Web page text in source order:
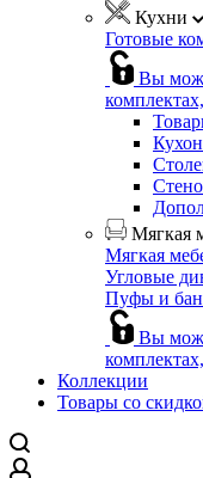
Кухни
Готовые
Вы
Мягкая
Мягкая
Угловые
Пуфы и
Вы
Коллекции
Товары со